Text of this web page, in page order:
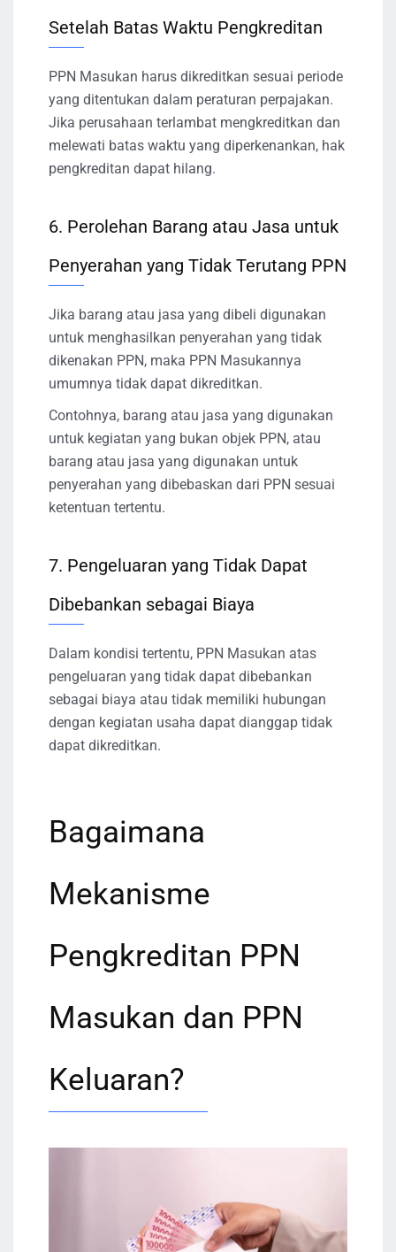
Setelah Batas Waktu Pengkreditan
PPN Masukan harus dikreditkan sesuai periode
yang ditentukan dalam peraturan perpajakan.
Jika perusahaan terlambat mengkreditkan dan
melewati batas waktu yang diperkenankan, hak
pengkreditan dapat hilang.
6. Perolehan Barang atau Jasa untuk
Penyerahan yang Tidak Terutang PPN
Jika barang atau jasa yang dibeli digunakan
untuk menghasilkan penyerahan yang tidak
dikenakan PPN, maka PPN Masukannya
umumnya tidak dapat dikreditkan.
Contohnya, barang atau jasa yang digunakan
untuk kegiatan yang bukan objek PPN, atau
barang atau jasa yang digunakan untuk
penyerahan yang dibebaskan dari PPN sesuai
ketentuan tertentu.
7. Pengeluaran yang Tidak Dapat
Dibebankan sebagai Biaya
Dalam kondisi tertentu, PPN Masukan atas
pengeluaran yang tidak dapat dibebankan
sebagai biaya atau tidak memiliki hubungan
dengan kegiatan usaha dapat dianggap tidak
dapat dikreditkan.
Bagaimana
Mekanisme
Pengkreditan PPN
Masukan dan PPN
Keluaran?